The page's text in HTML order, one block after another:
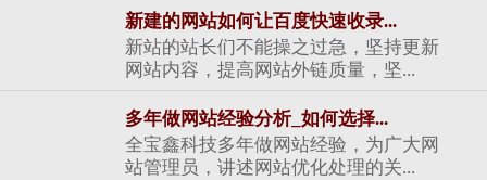
新建的网站如何让百度快速收录...
新站的站长们不能操之过急，坚持更新
网站内容，提高网站外链质量，坚...
多年做网站经验分析_如何选择...
全宝鑫科技多年做网站经验，为广大网
站管理员，讲述网站优化处理的关...